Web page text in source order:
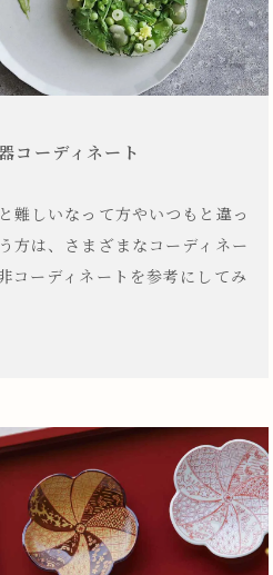
コーディネート
難しいなって方やいつもと違っ
方は、さまざまなコーディネー
コーディネートを参考にしてみ